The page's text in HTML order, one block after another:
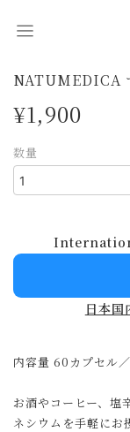
NATUMEDICA
¥1,900
数量
日本国
内容量 60カプセル
お酒やコーヒー、塩
ネシウムを手軽にお